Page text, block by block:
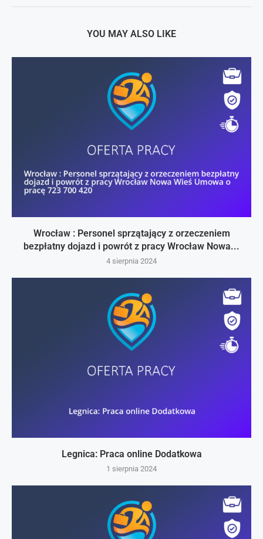
YOU MAY ALSO LIKE
Wrocław : Personel sprzątający z orzeczeniem
bezpłatny dojazd i powrót z pracy Wrocław Nowa...
4 sierpnia 2024
Legnica: Praca online Dodatkowa
1 sierpnia 2024